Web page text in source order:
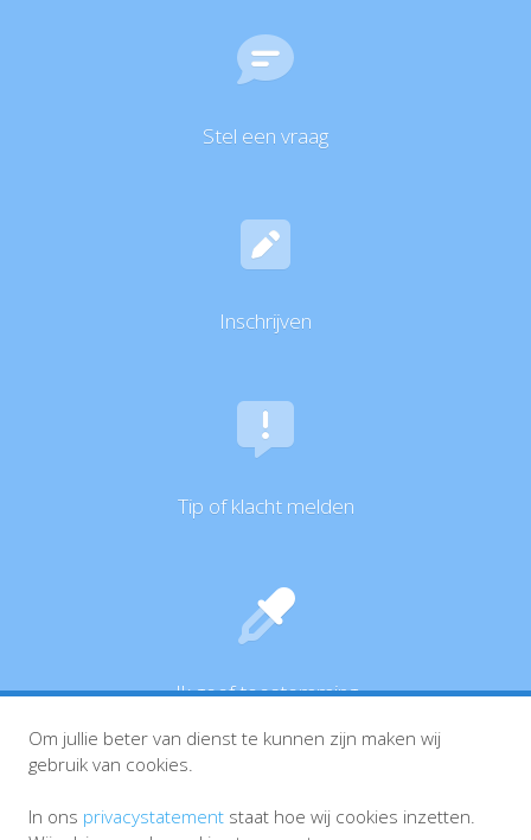
Stel een vraag
Inschrijven
Tip of klacht melden
Ik geef toestemming
Om jullie beter van dienst te kunnen zijn maken wij
gebruik van cookies.
In ons privacystatement staat hoe wij cookies inzetten.